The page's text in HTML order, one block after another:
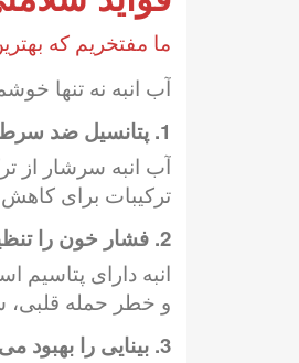
ما مفتخریم که
آب انبه نه تنها
1. پتانسیل ضد سرطان
آب انبه سرشار از
ترکیبات برای
2. فشار خون را تنظیم می کند
انبه دارای
و خطر حمله قلبی،
3. بینایی را بهبود می بخشد